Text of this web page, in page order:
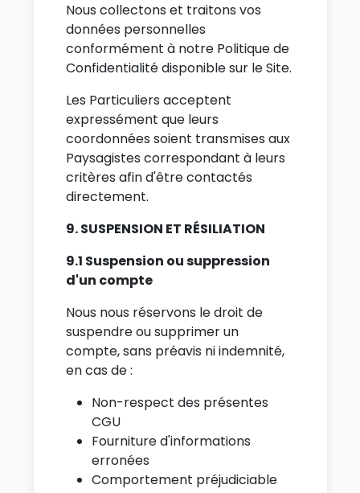
Nous collectons et traitons vos
données personnelles
conformément à notre Politique de
Confidentialité disponible sur le Site.
Les Particuliers acceptent
expressément que leurs
coordonnées soient transmises aux
Paysagistes correspondant à leurs
critères afin d'être contactés
directement.
9. SUSPENSION ET RÉSILIATION
9.1 Suspension ou suppression
d'un compte
Nous nous réservons le droit de
suspendre ou supprimer un
compte, sans préavis ni indemnité,
en cas de :
Non-respect des présentes
CGU
Fourniture d'informations
erronées
Comportement préjudiciable